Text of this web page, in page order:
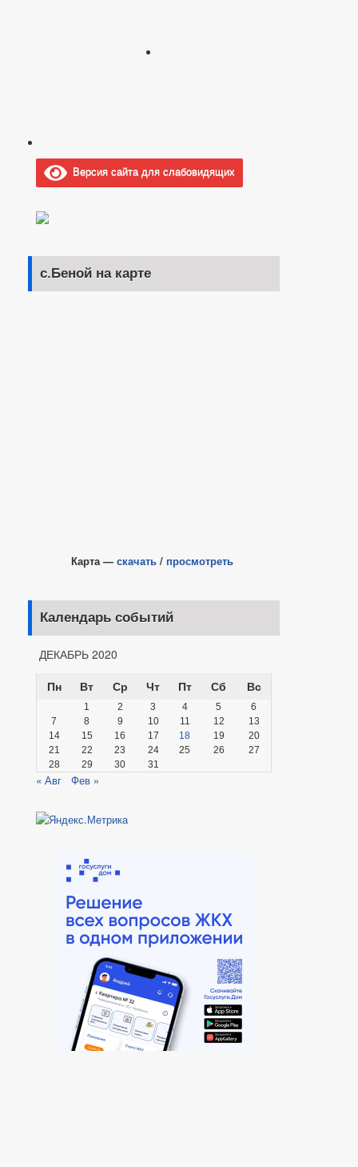
Версия сайта для слабовидящих
с.Беной на карте
Карта — скачать / просмотреть
Календарь событий
ДЕКАБРЬ 2020
Пн
Вт Ср Чт Пт Сб Вс
1 2 3 4 5
6
7
8 9 10 11 12
13
14
15 16 17 18 19
20
21
22 23 24 25 26
27
28
29 30 31
« Авг Фев »